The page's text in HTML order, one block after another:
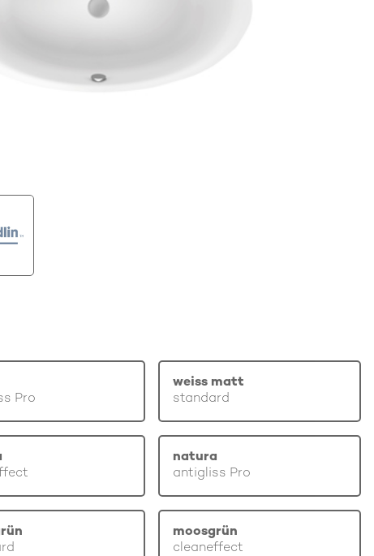
Pro
weiss matt
standard
natura
antigliss Pro
moosgrün
cleaneffect